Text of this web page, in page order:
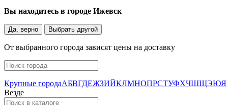
Вы находитесь в городе Ижевск
Да, верно Выбрать другой
От выбранного города зависят цены на доставку
Крупные городаАБВГДЕЖЗИЙКЛМНОПРСТУФХЧШЩЭЮЯ
Везде